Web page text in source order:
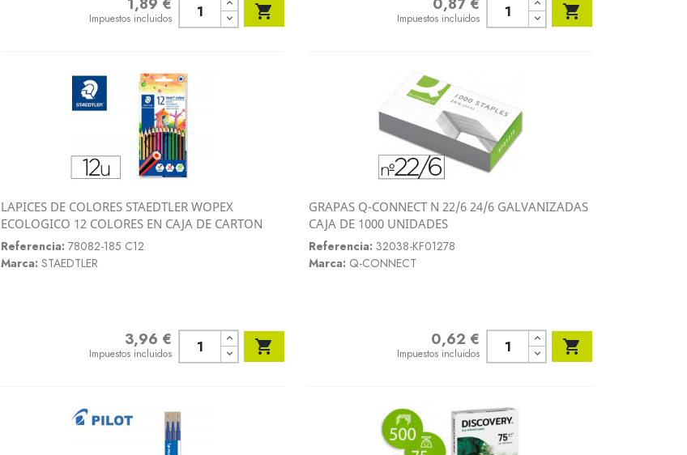
Impuestos incluidos  Impuestos incluidos 
Vista rápida
LAPICES DE COLORES STAEDTLER WOPEX
ECOLOGICO 12 COLORES EN CAJA DE CARTON
Referencia: 78082-185 C12
Marca: STAEDTLER
3,96 €
Impuestos incluidos 
Vista rápida
GRAPAS Q-CONNECT N 22/6 24/6 GALVANIZADAS
CAJA DE 1000 UNIDADES
Referencia: 32038-KF01278
Marca: Q-CONNECT
0,62 €
Impuestos incluidos 